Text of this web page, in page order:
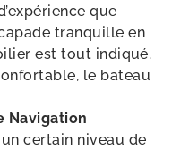
que
tranquille en
est tout indiqué.
le bateau
Navigation
certain niveau de